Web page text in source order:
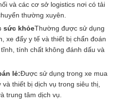
và các cơ sở logistics nơi có tải
thường xuyên.
sức khỏeThường được sử dụng
xe đẩy y tế và thiết bị chẩn đoán
tính chất không đánh dấu và
lẻ:Được sử dụng trong xe mua
thiết bị dịch vụ trong siêu thị,
trung tâm dịch vụ.